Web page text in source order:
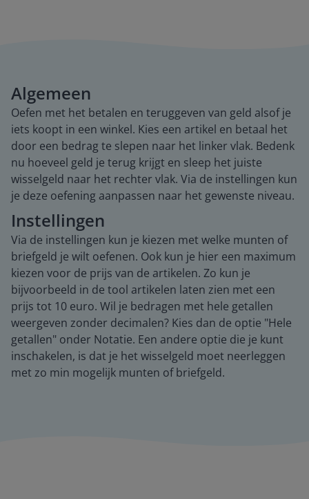
Algemeen
Oefen met het betalen en teruggeven van geld alsof je
iets koopt in een winkel. Kies een artikel en betaal het
door een bedrag te slepen naar het linker vlak. Bedenk
nu hoeveel geld je terug krijgt en sleep het juiste
wisselgeld naar het rechter vlak. Via de instellingen kun
je deze oefening aanpassen naar het gewenste niveau.
Instellingen
Via de instellingen kun je kiezen met welke munten of
briefgeld je wilt oefenen. Ook kun je hier een maximum
kiezen voor de prijs van de artikelen. Zo kun je
bijvoorbeeld in de tool artikelen laten zien met een
prijs tot 10 euro. Wil je bedragen met hele getallen
weergeven zonder decimalen? Kies dan de optie "Hele
getallen" onder Notatie. Een andere optie die je kunt
inschakelen, is dat je het wisselgeld moet neerleggen
met zo min mogelijk munten of briefgeld.